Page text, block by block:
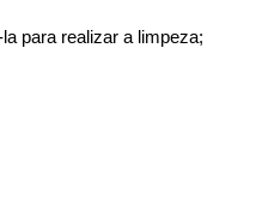
para realizar a limpeza;